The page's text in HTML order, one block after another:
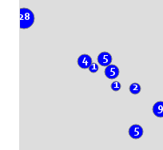
1
1
4 5
28
5
2
9
5